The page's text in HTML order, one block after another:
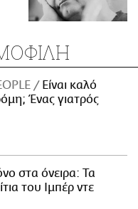
Είναι καλό
Ένας γιατρός
στα όνειρα: Τα
του Ιμπέρ ντε